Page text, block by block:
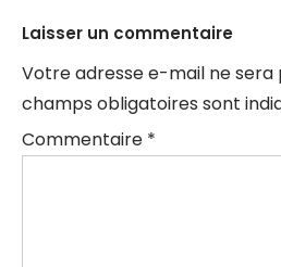
Laisser un commentaire
Votre adresse e-mail ne sera
champs obligatoires sont
Commentaire *